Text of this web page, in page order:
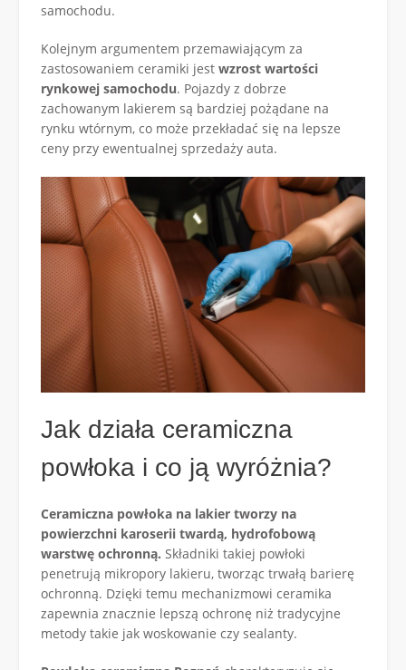
samochodu.
Kolejnym argumentem przemawiającym za
zastosowaniem ceramiki jest wzrost wartości
rynkowej samochodu. Pojazdy z dobrze
zachowanym lakierem są bardziej pożądane na
rynku wtórnym, co może przekładać się na lepsze
ceny przy ewentualnej sprzedaży auta.
Jak działa ceramiczna
powłoka i co ją wyróżnia?
Ceramiczna powłoka na lakier tworzy na
powierzchni karoserii twardą, hydrofobową
warstwę ochronną. Składniki takiej powłoki
penetrują mikropory lakieru, tworząc trwałą barierę
ochronną. Dzięki temu mechanizmowi ceramika
zapewnia znacznie lepszą ochronę niż tradycyjne
metody takie jak woskowanie czy sealanty.